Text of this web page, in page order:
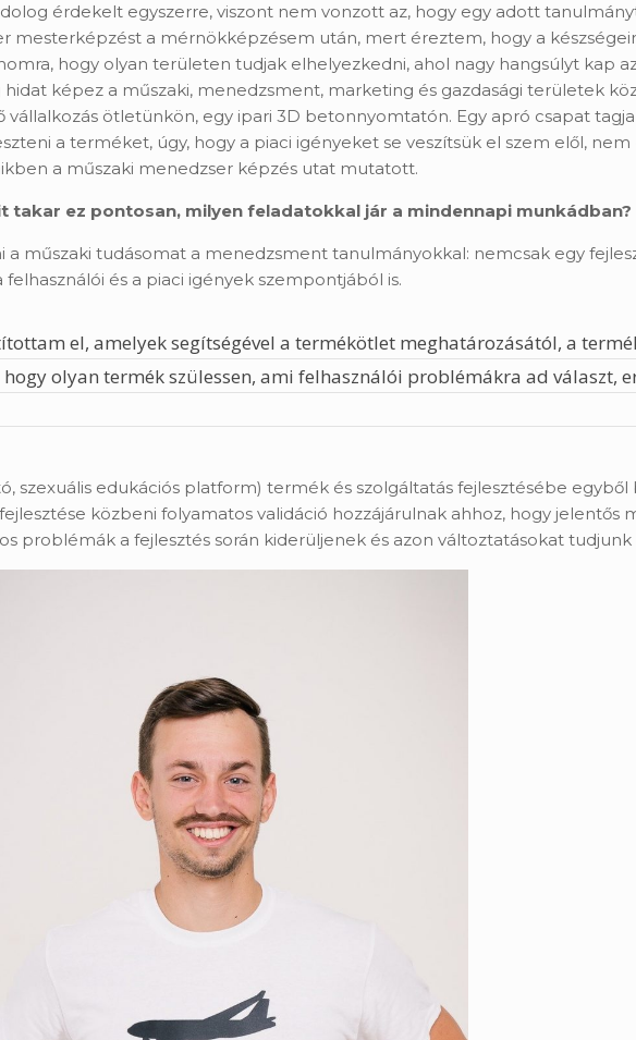
érdekelt egyszerre, viszont nem vonzott az, hogy egy adott
mesterképzést a mérnökképzésem után, mert éreztem, hogy a
hogy olyan területen tudjak elhelyezkedni, ahol nagy hangsúlyt kap
képez a műszaki, menedzsment, marketing és gazdasági területek
ötletünkön, egy ipari 3D betonnyomtatón. Egy apró csapat
a terméket, úgy, hogy a piaci igényeket se veszítsük el szem elől, nem
a műszaki menedzser képzés utat mutatott.
takar ez pontosan, milyen feladatokkal jár a mindennapi munkádban?
a műszaki tudásomat a menedzsment tanulmányokkal: nemcsak egy
és a piaci igények szempontjából is.
el, amelyek segítségével a termékötlet meghatározásától, a
olyan termék szülessen, ami felhasználói problémákra ad választ,
szexuális edukációs platform) termék és szolgáltatás fejlesztésébe
közbeni folyamatos validáció hozzájárulnak ahhoz, hogy jelentős
problémák a fejlesztés során kiderüljenek és azon változtatásokat tudjunk